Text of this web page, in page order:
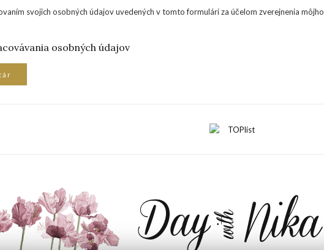
svojich osobných údajov uvedených v tomto formulári za účelom zverejnenia môjho
osobných údajov